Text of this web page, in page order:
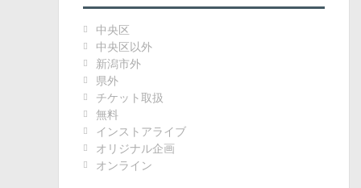
中央区
中央区以外
新潟市外
県外
チケット取扱
無料
インストアライブ
オリジナル企画
オンライン